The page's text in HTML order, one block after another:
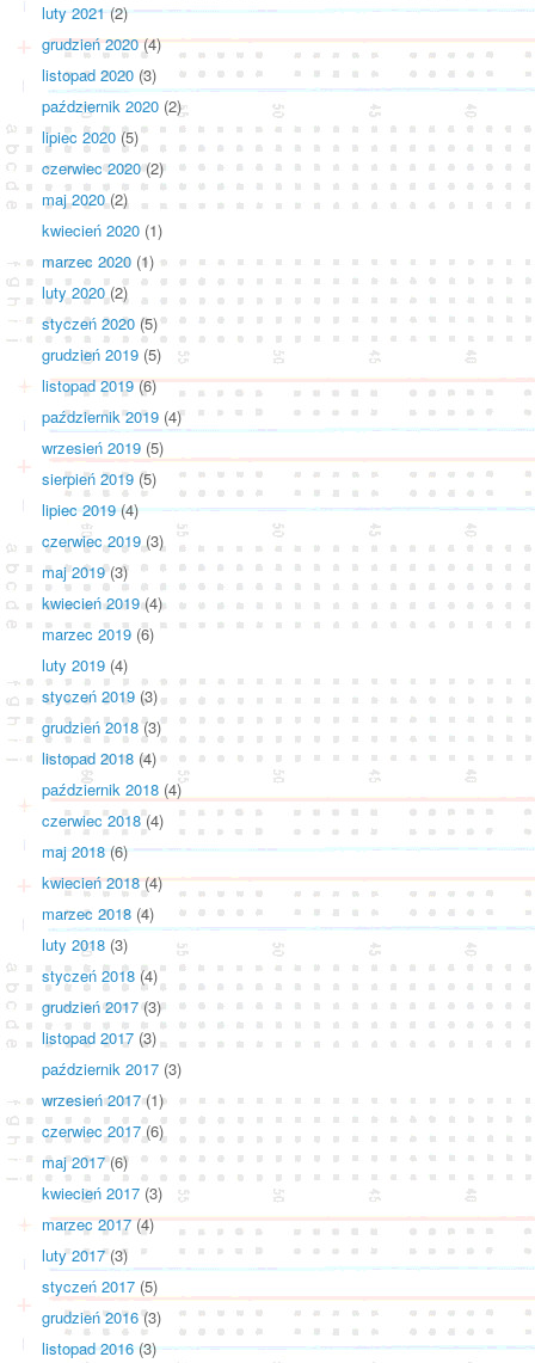
luty 2021(2)
grudzień 2020 (4)
listopad 2020 (3)
październik 2020 (2)
lipiec 2020 (5)
czerwiec 2020(2)
maj 2020 (2)
kwiecień 2020 (1)
marzec 2020 (1)
luty 2020(2)
styczeń 2020 (5)
grudzień 2019 (5)
listopad 2019(6)
październik 2019 (4)
wrzesień 2019 (5)
sierpień 2019 (5)
lipiec 2019(4)
czerwiec 2019(3)
maj 2019(3)
kwiecień 2019(4)
marzec 2019 (6)
luty 2019 (4)
styczeń 2019 (3)
grudzień 2018(3)
listopad 2018 (4)
październik 2018 (4)
czerwiec 2018(4)
maj 2018(6)
kwiecień 2018(4)
marzec 2018 (4)
luty 2018 (3)
styczeń 2018 (4)
grudzień 2017(3)
listopad 2017 (3)
październik 2017 (3)
wrzesień 2017(1)
czerwiec 2017(6)
maj 2017(6)
kwiecień 2017 (3)
marzec 2017(4)
luty 2017(3)
styczeń 2017 (5)
grudzień 2016(3)
listopad 2016(3)